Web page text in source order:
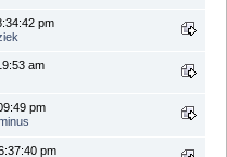
pm
am
pm
pm